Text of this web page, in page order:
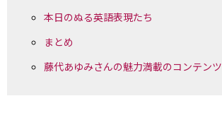
本日のぬる英語表現たち
まとめ
藤代あゆみさんの魅力満載のコンテンツ